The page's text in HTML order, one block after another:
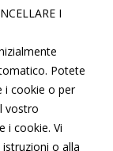
I
Potete
i cookie o per
vostro
i cookie. Vi
o alla